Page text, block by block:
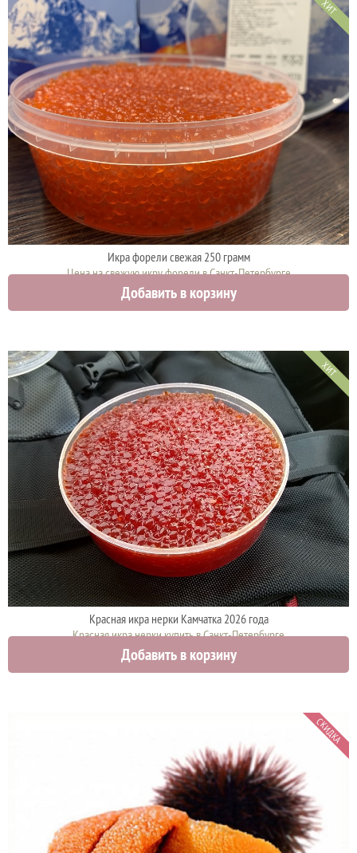
ХИТ
Икра форели свежая 250 грамм
Цена на свежую икру форели в Санкт-Петербурге
2375 руб.
Добавить в корзину
ХИТ
Красная икра нерки Камчатка 2026 года
Красная икра нерки купить в Санкт-Петербурге
3750 руб.
Добавить в корзину
СКИДКА